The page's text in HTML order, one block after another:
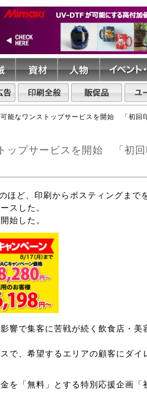
能なワンストップサービスを開始 「初回
ップサービスを開始 「初回
ほど、印刷からポスティングまで
スした。
始した。
響で集客に苦戦が続く飲食店・美
で、希望するエリアの顧客にダイ
を「無料」とする特別応援企画「